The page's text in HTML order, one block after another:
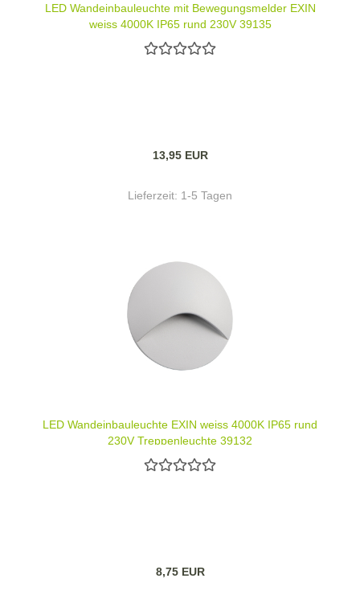
LED Wandeinbauleuchte mit Bewegungsmelder EXIN
weiss 4000K IP65 rund 230V 39135
13,95 EUR
Lieferzeit: 1-5 Tagen
LED Wandeinbauleuchte EXIN weiss 4000K IP65 rund
230V Treppenleuchte 39132
8,75 EUR